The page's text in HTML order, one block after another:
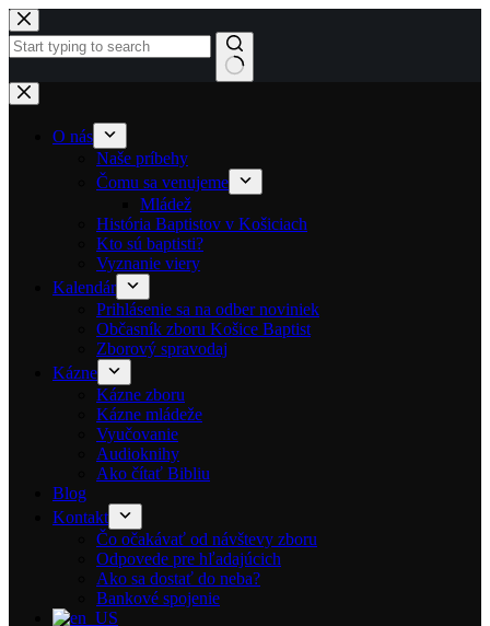
Skip to content
No results
O nás
Naše príbehy
Čomu sa venujeme
Mládež
História Baptistov v Košiciach
Kto sú baptisti?
Vyznanie viery
Kalendár
Prihlásenie sa na odber noviniek
Občasník zboru Košice Baptist
Zborový spravodaj
Kázne
Kázne zboru
Kázne mládeže
Vyučovanie
Audioknihy
Ako čítať Bibliu
Blog
Kontakt
Čo očakávať od návštevy zboru
Odpovede pre hľadajúcich
Ako sa dostať do neba?
Bankové spojenie